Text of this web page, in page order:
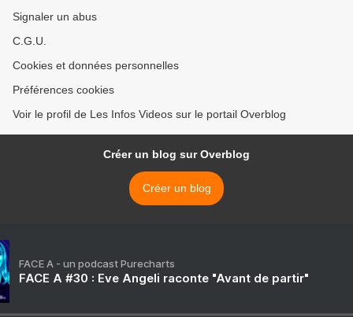
Signaler un abus
C.G.U.
Cookies et données personnelles
Préférences cookies
Voir le profil de Les Infos Videos sur le portail Overblog
Créer un blog sur Overblog
Créer un blog
FACE A - un podcast Purecharts
FACE A #30 : Eve Angeli raconte "Avant de partir"